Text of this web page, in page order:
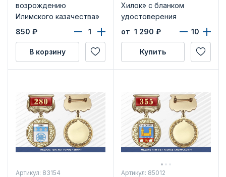
возрождению
Илимского казачества»
850 ₽
В корзину
Хилок» с бланком
удостоверения
от 1 290 ₽
Купить
Артикул: 83154 Артикул: 85012